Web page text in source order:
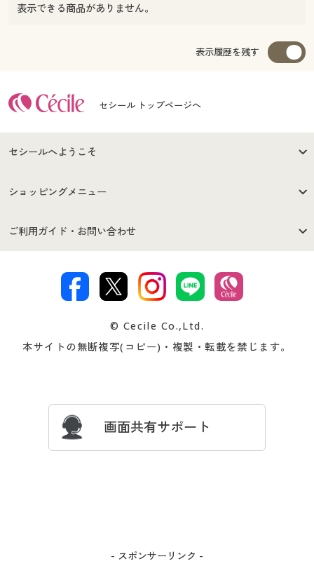
表示できる商品がありません。
表示履歴を残す
セシール トップページへ
セシールへようこそ
はじめての方へ
セシールご利用規約
著作権・商標について 会社案内
ショッピングメニュー
商品カテゴリ
プレゼント＆キャンペーン サイトマップ
ご利用ガイド・お問い合わせ
交換・返品は お支払は
ついて
忘れの場合
© Cecile Co.,Ltd.
本サイトの無断複写(コピー)・複製・転載を禁じます。
画面共有サポート
- スポンサーリンク -